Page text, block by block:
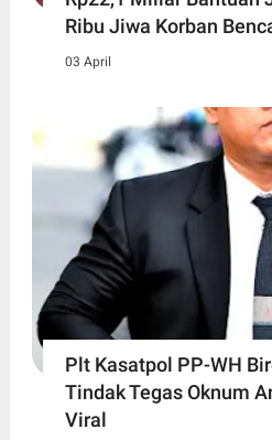
Ribu Jiwa Korban
03 April
Plt Kasatpol PP-WH
Tindak Tegas Oknum
Viral